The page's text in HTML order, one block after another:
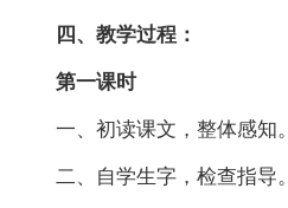
四、教学过程：
第一课时
一、初读课文，整体感知。
二、自学生字，检查指导。